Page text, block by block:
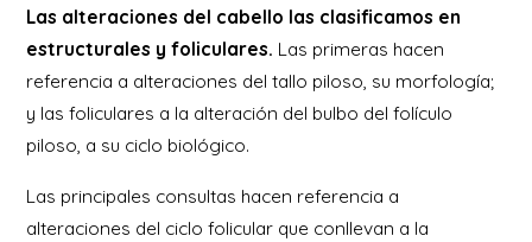
Las alteraciones del cabello las clasificamos en
estructurales y foliculares. Las primeras hacen
referencia a alteraciones del tallo piloso, su morfología;
y las foliculares a la alteración del bulbo del folículo
piloso, a su ciclo biológico.
Las principales consultas hacen referencia a
alteraciones del ciclo folicular que conllevan a la